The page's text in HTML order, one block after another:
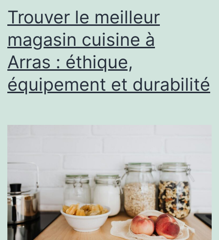
Trouver le meilleur
magasin cuisine à
Arras : éthique,
équipement et durabilité